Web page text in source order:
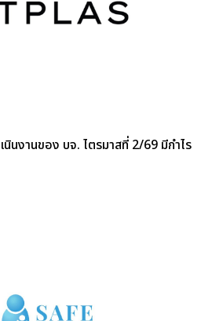
นงานของ บจ. ไตรมาสที่ 2/69 มีกำไร